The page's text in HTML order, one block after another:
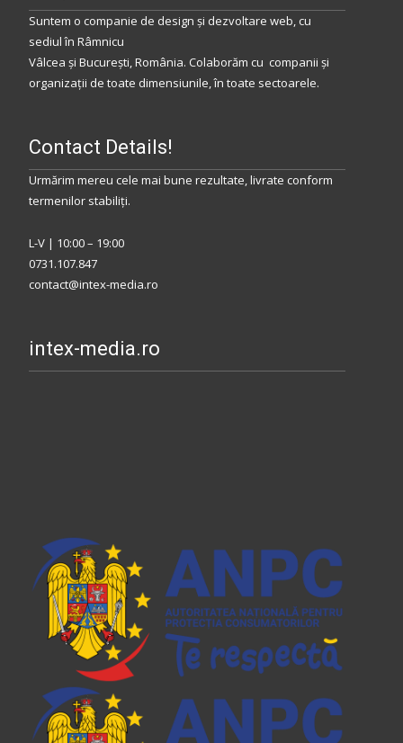
Suntem o companie de design și dezvoltare web, cu
sediulîn Râmnicu
Vâlcea și București,România. Colaborăm cu companii și
organizații de toate dimensiunile, în toate sectoarele.
Contact Details!
Urmărim mereu cele mai bune rezultate, livrate conform
termenilor stabiliţi.
L-V | 10:00 – 19:00
0731.107.847
contact@intex-media.ro
intex-media.ro